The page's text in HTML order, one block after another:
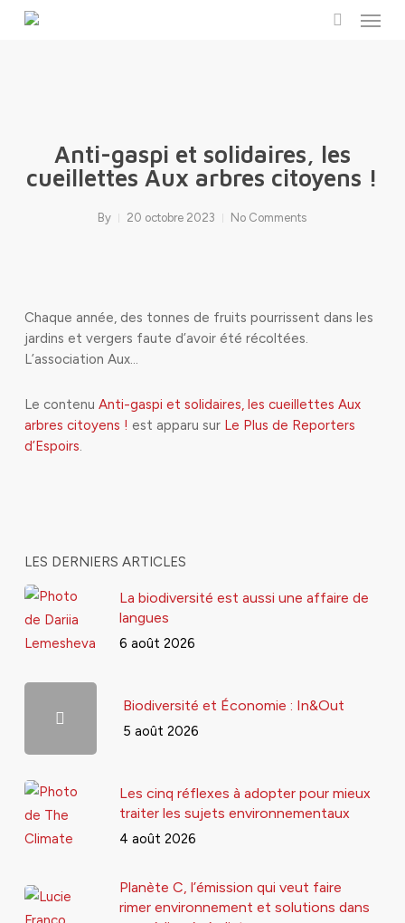
Menu
Anti-gaspi et solidaires, les
cueillettes Aux arbres citoyens !
By 20 octobre 2023 No Comments
Chaque année, des tonnes de fruits pourrissent dans les
jardins et vergers faute d’avoir été récoltées.
L’association Aux…
Le contenu Anti-gaspi et solidaires, les cueillettes Aux
arbres citoyens ! est apparu sur Le Plus de Reporters
d’Espoirs.
LES DERNIERS ARTICLES
La biodiversité est aussi une affaire de
langues
6 août 2026
Biodiversité et Économie : In&Out
5 août 2026
Les cinq réflexes à adopter pour mieux
traiter les sujets environnementaux
4 août 2026
Planète C, l’émission qui veut faire
rimer environnement et solutions dans